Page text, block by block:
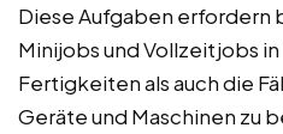
Diese Aufgaben erfordern
Minijobs und Vollzeitjobs
Fertigkeiten als auch die
Geräte und Maschinen zu